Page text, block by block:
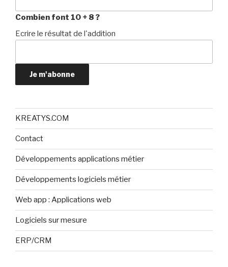
Combien font 10 + 8 ?
Ecrire le résultat de l'addition
Je m'abonne
KREATYS.COM
Contact
Développements applications métier
Développements logiciels métier
Web app : Applications web
Logiciels sur mesure
ERP/CRM